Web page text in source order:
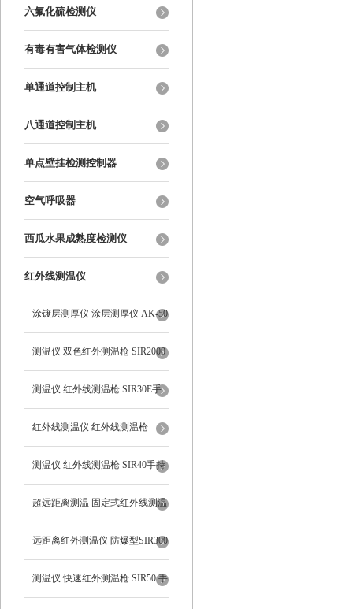
六氟化硫检测仪
有毒有害气体检测仪
单通道控制主机
八通道控制主机
单点壁挂检测控制器
空气呼吸器
西瓜水果成熟度检测仪
红外线测温仪
涂镀层测厚仪 涂层测厚仪 AK-50
测温仪 双色红外测温枪 SIR2000
测温仪 红外线测温枪 SIR30E手
持式
红外线测温仪 红外线测温枪
SIR1550手持式
测温仪 红外线测温枪 SIR40手持
式系列
超远距离测温 固定式红外线测温
仪
远距离红外测温仪 防爆型SIR300
手持式红外线测温仪
测温仪 快速红外测温枪 SIR50 手